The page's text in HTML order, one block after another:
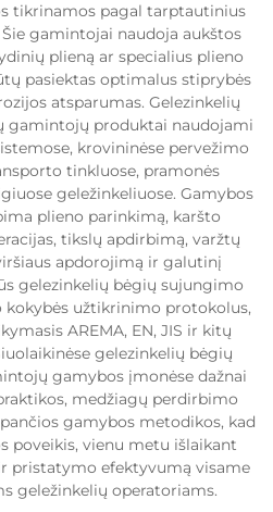
tikrinamos pagal tarptautinius
gamintojai naudoja aukštos
plieną ar specialius plieno
pasiektas optimalus stiprybės
atsparumas. Gelezinkelių
gamintojų produktai naudojami
krovininėse pervežimo
tinkluose, pramonės
geležinkeliuose. Gamybos
plieno parinkimą, karšto
tikslų apdirbimą, varžtų
apdorojimą ir galutinį
gelezinkelių bėgių sujungimo
užtikrinimo protokolus,
AREMA, EN, JIS ir kitų
gelezinkelių bėgių
gamybos įmonėse dažnai
medžiagų perdirbimo
gamybos metodikos, kad
poveikis, vienu metu išlaikant
pristatymo efektyvumą visame
geležinkelių operatoriams.